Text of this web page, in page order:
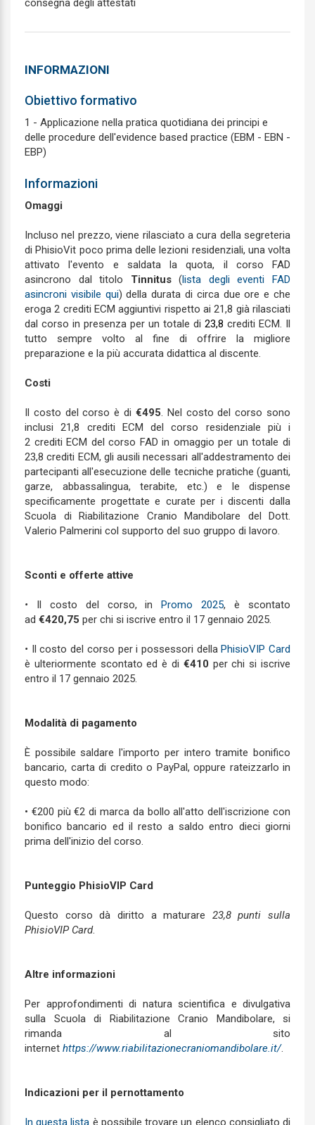
consegna degli attestati
INFORMAZIONI
Obiettivo formativo
1 - Applicazione nella pratica quotidiana dei principi e
delle procedure dell'evidence based practice (EBM - EBN -
EBP)
Informazioni
Omaggi
Incluso nel prezzo, viene rilasciato a cura della segreteria
di PhisioVit poco prima delle lezioni residenziali, una volta
attivato l'evento e saldata la quota, il corso FAD
asincrono dal titolo Tinnitus(lista degli eventi FAD
asincroni visibile qui) della durata di circa due ore e che
eroga 2 crediti ECM aggiuntivi rispetto ai 21,8 già rilasciati
dal corso in presenza per un totale di 23,8 crediti ECM. Il
tutto sempre volto al fine di offrire la migliore
preparazione e la più accurata didattica al discente.
Costi
Il costo del corso è di €495. Nel costo del corso sono
inclusi 21,8 crediti ECM del corso residenziale più i
2 crediti ECM del corso FAD in omaggio per un totale di
23,8 crediti ECM, gli ausili necessari all'addestramento dei
partecipanti all'esecuzione delle tecniche pratiche (guanti,
garze, abbassalingua, terabite, etc.) e le dispense
specificamente progettate e curate per i discenti dalla
Scuola di Riabilitazione Cranio Mandibolare del Dott.
Valerio Palmerini col supporto del suo gruppo di lavoro.
Sconti e offerte attive
• Il costo del corso, inPromo 2025, è scontato
ad €420,75 per chi si iscrive entro il 17 gennaio 2025.
• Il costo del corso per i possessori dellaPhisioVIP Card
è ulteriormente scontato ed è di €410 per chi si iscrive
entro il 17 gennaio 2025.
Modalità di pagamento
È possibile saldare l'importo per intero tramite bonifico
bancario, carta di credito o PayPal, oppure rateizzarlo in
questo modo:
• €200 più €2 di marca da bollo all'atto dell'iscrizione con
bonifico bancario ed il resto a saldo entro dieci giorni
prima dell'inizio del corso.
Punteggio PhisioVIP Card
Questo corso dà diritto a maturare 23,8 punti sulla
PhisioVIP Card.
Altre informazioni
Per approfondimenti di natura scientifica e divulgativa
sulla Scuola di Riabilitazione Cranio Mandibolare, si
rimanda al sito
internet https://www.riabilitazionecraniomandibolare.it/.
Indicazioni per il pernottamento
In questa lista è possibile trovare un elenco consigliato di